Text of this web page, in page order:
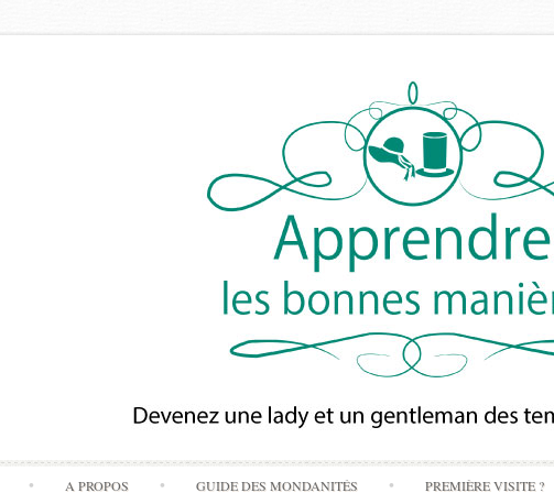
Skip
A PROPOS GUIDE DES MONDANITÉS PREMIÈRE VISITE ?